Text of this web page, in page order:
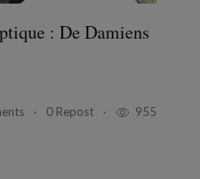
: De Damiens
0 Repost 955